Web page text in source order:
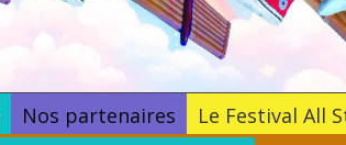
Nos partenaires Le Festival All